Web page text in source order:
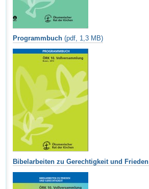
Programmbuch(pdf, 1,3 MB)
Bibelarbeiten zu Gerechtigkeit und Frieden